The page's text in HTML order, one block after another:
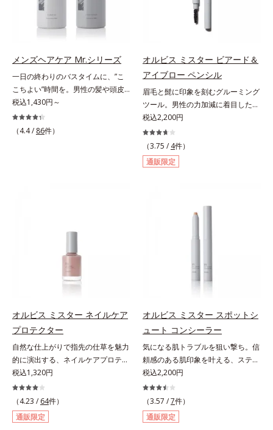
ータイプはクレンジングによる洗顔
が必要です。※衣服につかないよう
にご注意ください。衣服に色がつい
てください。
分を組み合わせた「MULTI-３※」
を配合。さらに、ミツロウ、ヒアル
ロン酸、コラーゲン配合で、唇にう
ス、ビワ葉エキス、カミツレ花エキ
毛穴の汚れをしっかり洗い流す期待
感が高まる黒と、優しく肌に吸い付
くようなとろけ感のジェル状テクス
っかり洗い流し、洗いあがりはつる
んとした肌に。泡立て不要であわた
だしい朝も疲れて帰ってきた夜も手
軽にご使用いただけます。*1 リパ
ーゼ、リンゴ酸*2 イソステアリル
アスコルビルリン酸２Na、プラン
クトンエキス、ハス花エキス、乳酸
桿菌/セイヨウナシ果汁発酵液、ア
ルギニン【ご使用ステップ】オルビ
ス ミスター クレンザー ⇒ 化粧水
ペシャル洗顔としてのご使用をおす
すめいたしますが、クレンジング料
法】①適量(さくらんぼ 1粒程度)を
とり、乾いた肌の上で優しくらせん
②指先の感触が軽くなったら、水ま
たはぬるま湯でよく洗い流します。
※W洗顔は不要です。
メンズヘアケア Mr.シリーズ
一日の終わりのバスタイムに、”こ
こちよい”時間を。男性の髪や頭皮
は汗や余分な皮脂に加え、ハードワ
ックスやスプレーなど性質が異なる
汚れがたまりやすい環境にありま
分と水分のバランスを整え、髪と頭
ンディショナーには髪の1本1本を均
一な膜で包み込む「プレスタイリン
グ成分(*3)」を採用し、コーティン
え、スタイリングしやすい髪へ導き
ます。深呼吸したくなる爽やかでや
さしいグリーン＆ハーブの香りで、
毎日をタフに頑張る男性の心を解き
ほぐします。*1 ラウリルグルコシ
ド、ラウリン酸ポリグリセリル-10
＝皮脂、スタイリング剤など複合的
な汚れを落とす成分*2 グリチルリ
チン酸２K、アルテロモナス発酵エ
税込1,430円～
（4.4 / 86件）
オルビス ミスター ビアード＆
アイブロー ペンシル
眉毛と髭に印象を刻むグルーミング
ツール。男性の力加減に着目した絶
妙な柔らかさと肌なじみ・密着感を
計算したフィックスブレード処方
と、テクニック不要で太い部分も細
い部分も自由自在に描き足せるマル
チブレード処方を採用。眉毛を描き
い印象や髪色に合わせて選べる2色
展開。ブレイブグレー：きりっとし
タイリッシュブラウン。茶色味がか
った髪色の人におすすめ。【ご使用
のスクリューブラシで毛流れを整え
た後、中央から眉山に向かって眉毛
の隙間を埋めるように描きます。②
眉山から眉尻へ描き、眉頭を整えま
す。③最後に、スクリューブラシで
全体を軽くぼかします。■ヒゲやも
みあげに使用する場合①付属のスク
リューブラシで毛流れを整えた後、
軸先の細い方を使って毛を一本ずつ
書き足すように足りない部分や整え
税込2,200円
（3.75 / 4件）
通販限定
オルビス ミスター ネイルケア
プロテクター
自然な仕上がりで指先の仕草を魅力
的に演出する、ネイルケアプロテク
ター。ハーフマットな仕上がりで自
爪をきれいに整え、日常の何気ない
手元・指先の仕草を魅力的に演出す
る、ネイルケアプロテクターで
す。“塗ってる感”がなく、自爪をナ
税込1,320円
（4.23 / 64件）
通販限定
オルビス ミスター スポットシ
ュート コンシーラー
気になる肌トラブルを狙い撃ち。信
頼感のある肌印象を叶える、スティ
ックコンシーラー。自然な仕上がり
とカバー力を両立させた、スティッ
ク状のコンシーラーです。「6mm
口径スポットシューター設計」で、
まるでバスケのシュートを決めるよ
税込2,200円
（3.57 /7件）
通販限定